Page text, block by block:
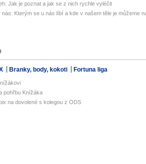
Jak je poznat a jak se z nich rychle vyléčit
nás: Kterým se u nás líbí a kde v našem těle je můžeme
Branky, body, kokoti Fortuna liga
pohřbu Knížáka
na dovolené s kolegou z ODS